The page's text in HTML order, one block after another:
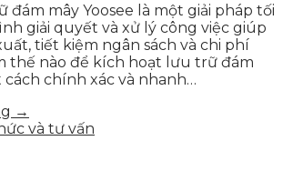
đám mây Yoosee là một giải pháp tối
giải quyết và xử lý công việc giúp
tiết kiệm ngân sách và chi phí
thế nào để kích hoạt lưu trữ đám
cách chính xác và nhanh…
→
và tư vấn